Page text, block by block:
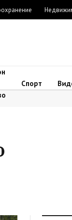
Спорт